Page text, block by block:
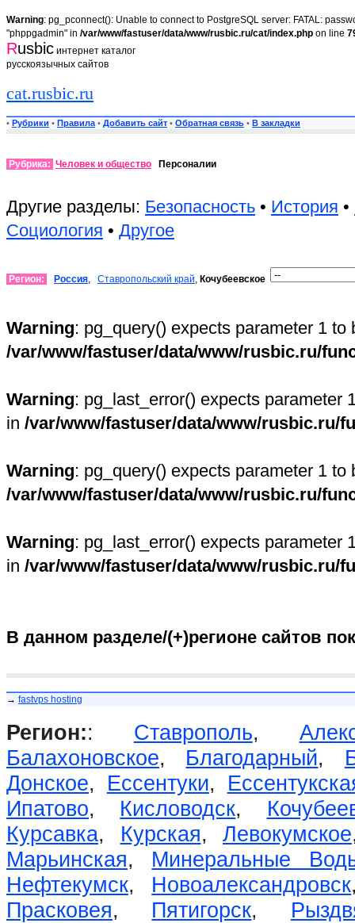
Warning: pg_pconnect(): Unable to connect to PostgreSQL server: FATAL:
"phppgadmin" in /var/www/fastuser/data/www/rusbic.ru/cat/index.php on line
Rusbic интернет каталог
русскоязычных сайтов
cat.rusbic.ru
• Рубрики • Правила • Добавить сайт • Обратная связь • В закладки
Рубрика: Человек и общество Персоналии
Другие разделы: Безопасность • История •
Социология • Другое
Регион: Россия, Ставропольский край, Кочубеевское
Warning: pg_query() expects parameter 1
/var/www/fastuser/data/www/rusbic.ru/
Warning: pg_last_error() expects parameter
in /var/www/fastuser/data/www/rusbic.ru/
Warning: pg_query() expects parameter 1
/var/www/fastuser/data/www/rusbic.ru/
Warning: pg_last_error() expects parameter
in /var/www/fastuser/data/www/rusbic.ru/
В данном разделе/(+)регионе сайтов
→ fastvps hosting
Регион:: Ставрополь,
Балахоновское, Благодарный,
Донское, Ессентуки,
Ипатово, Кисловодск,
Курсавка, Курская, Левокумское
Марьинская, Минеральные
Нефтекумск, Новоалександровск
Прасковея, Пятигорск,